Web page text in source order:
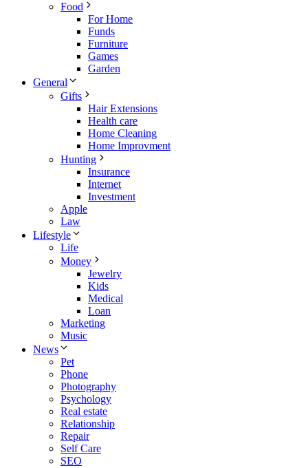
Food
For Home
Funds
Furniture
Games
Garden
General
Gifts
Hair Extensions
Health care
Home Cleaning
Home Improvment
Hunting
Insurance
Internet
Investment
Apple
Law
Lifestyle
Life
Money
Jewelry
Kids
Medical
Loan
Marketing
Music
News
Pet
Phone
Photography
Psychology
Real estate
Relationship
Repair
Self Care
SEO